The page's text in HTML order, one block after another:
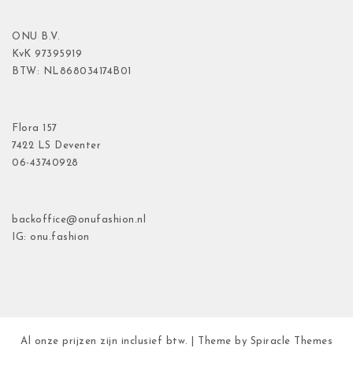
ONU B.V.
KvK 97395919
BTW: NL868034174B01
Flora 157
7422 LS Deventer
06-43740928
backoffice@onufashion.nl
IG: onu.fashion
Al onze prijzen zijn inclusief btw. | Theme by Spiracle Themes